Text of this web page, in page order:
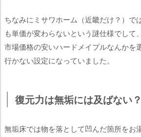
ちなみにミサワホーム（近畿だけ？）で
も単価が変わらないという謎仕様でして、
市場価格の安いハードメイプルなんかを
行かない設定になっていました。
復元力は無垢には及ばない？
無垢床では物を落として凹んだ箇所をお